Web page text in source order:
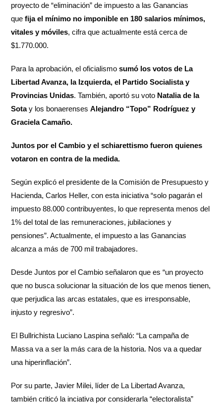
proyecto de “eliminación” de impuesto a las Ganancias
quefija el mínimo no imponible en 180 salarios mínimos,
vitales y móviles, cifra que actualmente está cerca de
$1.770.000.
Para la aprobación, el oficialismosumó los votos de La
Libertad Avanza, la Izquierda, el Partido Socialista y
Provincias Unidas. También, aportó su voto Natalia de la
Sotay los bonaerensesAlejandro “Topo” Rodríguez y
Graciela Camaño.
Juntos por el Cambio y el schiarettismo fueron quienes
votaron en contra de la medida.
Según explicó el presidente de la Comisión de Presupuesto y
Hacienda, Carlos Heller, con esta iniciativa “solo pagarán el
impuesto 88.000 contribuyentes, lo que representa menos del
1% del total de las remuneraciones, jubilaciones y
pensiones”. Actualmente, el impuesto a las Ganancias
alcanza a más de 700 mil trabajadores.
Desde Juntos por el Cambio señalaron que es “un proyecto
que no busca solucionar la situación de los que menos tienen,
que perjudica las arcas estatales, que es irresponsable,
injusto y regresivo”.
El Bullrichista Luciano Laspina señaló: “La campaña de
Massa va a ser la más cara de la historia. Nos va a quedar
una hiperinflación”.
Por su parte, Javier Milei, líder de La Libertad Avanza,
también criticó la inciativa por considerarla “electoralista”